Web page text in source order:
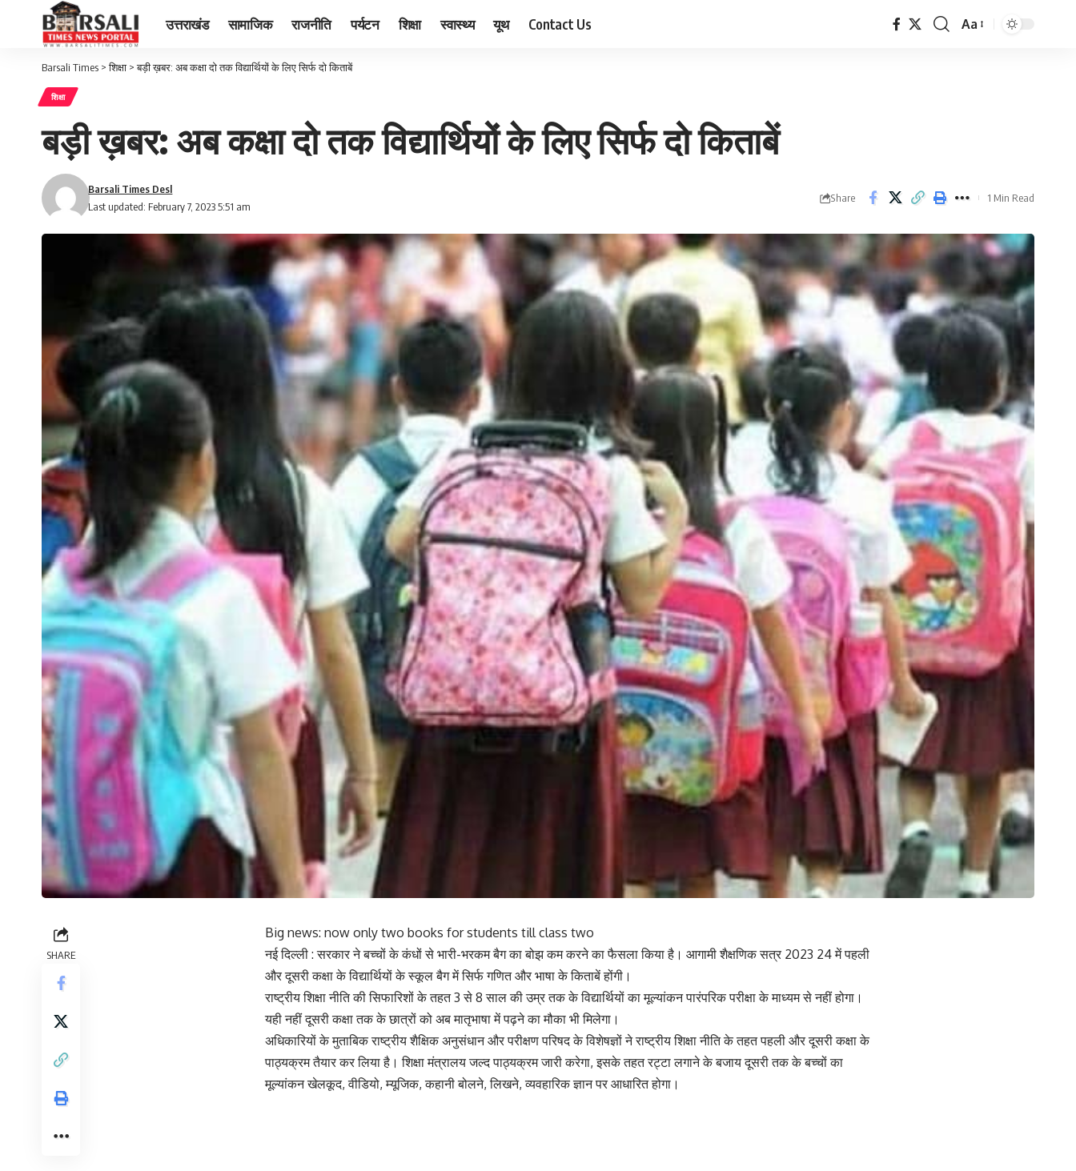
उत्तराखंड सामाजिक राजनीति पर्यटन शिक्षा स्वास्थ्य यूथ Contact Us
Font
Aa
Barsali Times >शिक्षा >बड़ी ख़बर: अब कक्षा दो तक विद्यार्थियों के लिए सिर्फ दो किताबें
शिक्षा
बड़ी ख़बर: अब कक्षा दो तक विद्यार्थियों के लिए सिर्फ दो किताबें
Last updated: February 7, 2023 5:51 am
Barsali Times Desl
Share 1 Min Read
SHARE
Big news: now only two books for students till class two
नई दिल्ली : सरकार ने बच्चों के कंधों से भारी-भरकम बैग का बोझ कम करने का फैसला किया है। आगामी शैक्षणिक सत्र 2023 24 में पहली
और दूसरी कक्षा के विद्यार्थियों के स्कूल बैग में सिर्फ गणित और भाषा के किताबें होंगी।
राष्ट्रीय शिक्षा नीति की सिफारिशों के तहत 3 से 8 साल की उम्र तक के विद्यार्थियों का मूल्यांकन पारंपरिक परीक्षा के माध्यम से नहीं होगा।
यही नहीं दूसरी कक्षा तक के छात्रों को अब मातृभाषा में पढ़ने का मौका भी मिलेगा।
अधिकारियों के मुताबिक राष्ट्रीय शैक्षिक अनुसंधान और परीक्षण परिषद के विशेषज्ञों ने राष्ट्रीय शिक्षा नीति के तहत पहली और दूसरी कक्षा के
पाठ्यक्रम तैयार कर लिया है। शिक्षा मंत्रालय जल्द पाठ्यक्रम जारी करेगा, इसके तहत रट्टा लगाने के बजाय दूसरी तक के बच्चों का
मूल्यांकन खेलकूद, वीडियो, म्यूजिक, कहानी बोलने, लिखने, व्यवहारिक ज्ञान पर आधारित होगा।